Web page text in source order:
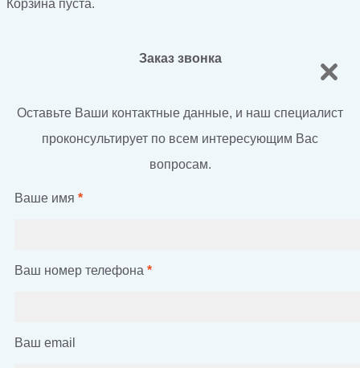
Корзина пуста.
Заказ звонка
Оставьте Ваши контактные данные, и наш специалист
проконсультирует по всем интересующим Вас
вопросам.
Ваше имя *
Ваш номер телефона *
Ваш email